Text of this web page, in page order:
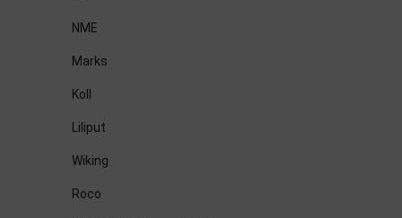
NME
Marks
Koll
Liliput
Wiking
Roco